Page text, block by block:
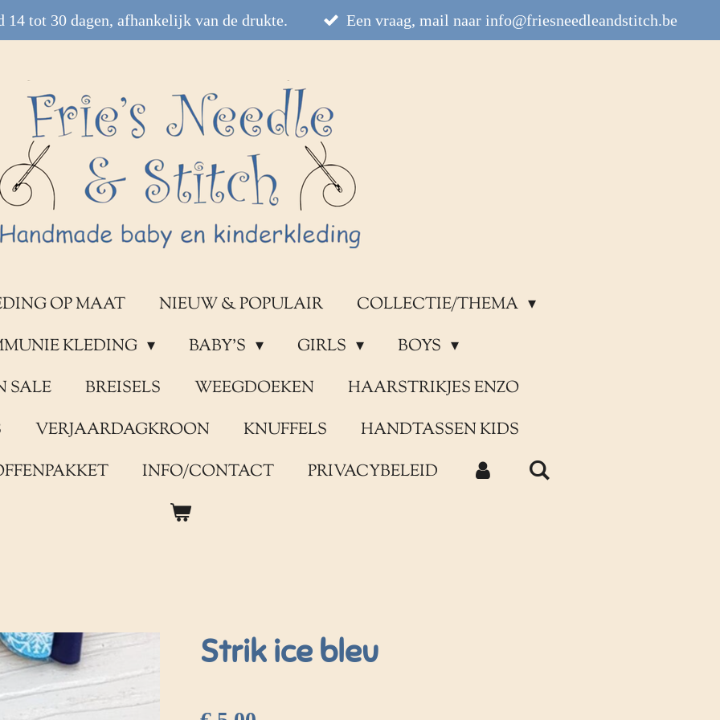
14 tot 30 dagen, afhankelijk van de drukte. Een vraag, mail naar info@friesneedleandstitch.be
OP MAAT NIEUW & POPULAIR
COLLECTIE/THEMA
KLEDING
BABY'S GIRLS
BOYS
SALE
BREISELS WEEGDOEKEN
HAARSTRIKJES ENZO
VERJAARDAGKROON KNUFFELS
HANDTASSEN KIDS
INFO/CONTACT PRIVACYBELEID
Strik ice bleu